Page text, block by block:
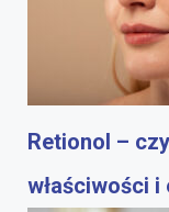
Retionol –
właściwości